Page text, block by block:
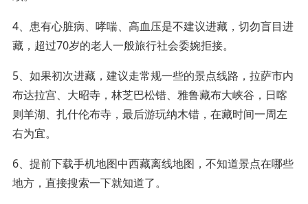
4、患有心脏病、哮喘、高血压是不建议进藏，切勿盲目进
藏，超过70岁的老人一般旅行社会委婉拒接。
5、如果初次进藏，建议走常规一些的景点线路，拉萨市内
布达拉宫、大昭寺，林芝巴松错、雅鲁藏布大峡谷，日喀
则羊湖、扎什伦布寺，最后游玩纳木错，在藏时间一周左
右为宜。
6、提前下载手机地图中西藏离线地图，不知道景点在哪些
地方，直接搜索一下就知道了。